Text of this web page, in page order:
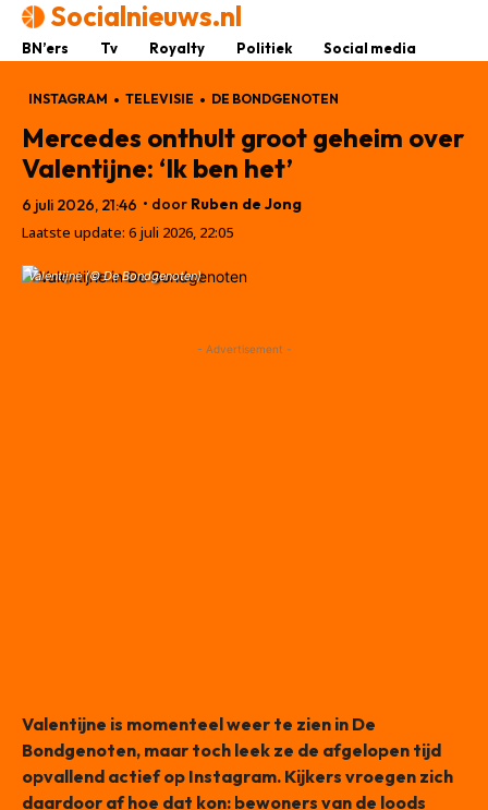
Socialnieuws.nl
BN’ers Tv Royalty Politiek Social media
INSTAGRAM TELEVISIE DE BONDGENOTEN
Mercedes onthult groot geheim over
Valentijne: ‘Ik ben het’
6 juli 2026, 21:46 • door Ruben de Jong
Laatste update: 6 juli 2026, 22:05
Valentijne (© De Bondgenoten)
- Advertisement -
Valentijne is momenteel weer te zien in De
Bondgenoten, maar toch leek ze de afgelopen tijd
opvallend actief op Instagram. Kijkers vroegen zich
daardoor af hoe dat kon: bewoners van de loods